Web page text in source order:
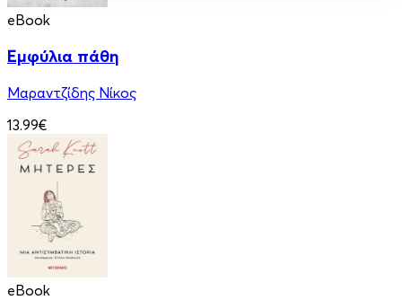
eBook
Εμφύλια πάθη
Μαραντζίδης Νίκος
13.99€
eBook